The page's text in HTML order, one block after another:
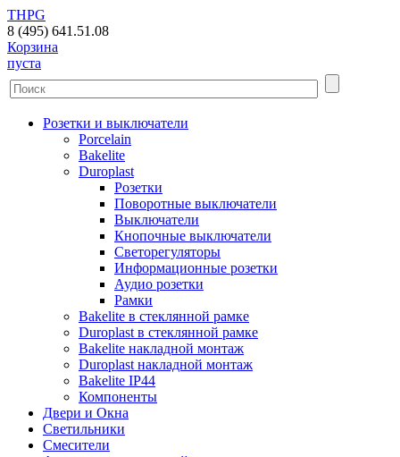
THPG
8 (495) 641.51.08
Корзина
пуста
Розетки и выключатели
Porcelain
Bakelite
Duroplast
Розетки
Поворотные выключатели
Выключатели
Кнопочные выключатели
Светорегуляторы
Информационные розетки
Аудио розетки
Рамки
Bakelite в стеклянной рамке
Duroplast в стеклянной рамке
Bakelite накладной монтаж
Duroplast накладной монтаж
Bakelite IP44
Компоненты
Двери и Окна
Светильники
Смесители